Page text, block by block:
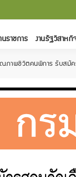
นราชการ งานรัฐวิสาหกิ
พิการ รับสมัครบุคคลเข้